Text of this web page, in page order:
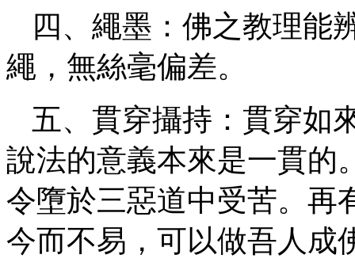
四、繩墨：佛之教理能
繩，無絲毫偏差。
五、貫穿攝持：貫穿如
說法的意義本來是一貫的
令墮於三惡道中受苦。再
今而不易，可以做吾人成